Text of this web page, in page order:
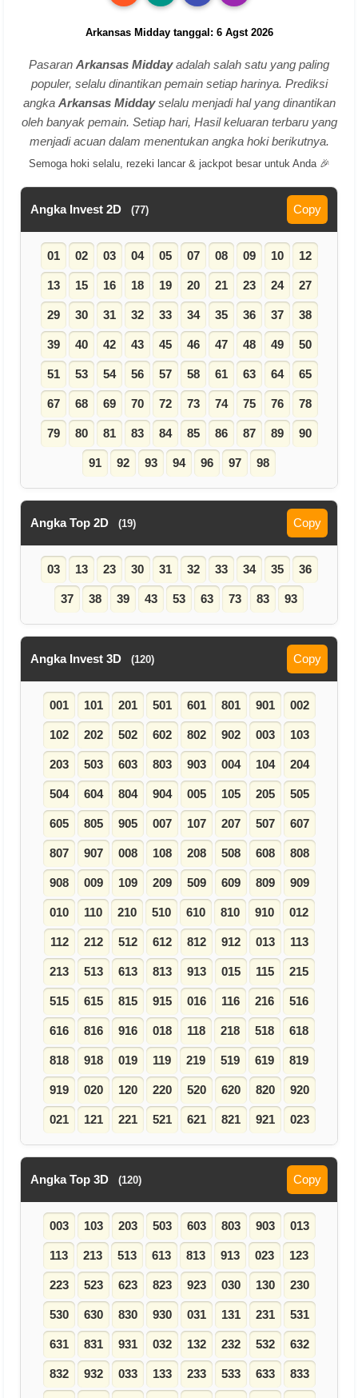
Arkansas Midday tanggal: 6 Agst 2026
Pasaran Arkansas Middayadalah salah satu yang paling
populer, selalu dinantikan pemain setiap harinya. Prediksi
angka Arkansas Middayselalu menjadi hal yang dinantikan
oleh banyak pemain. Setiap hari, Hasil keluaran terbaru yang
menjadi acuan dalam menentukan angka hoki berikutnya.
Semoga hoki selalu, rezeki lancar & jackpot besar untuk Anda 🎉
Angka Invest 2D (77) Copy
01 02 03 04 05 07 08 09 10 12
13 15 16 18 19 20 21 23 24 27
29 30 31 32 33 34 35 36 37 38
39 40 42 43 45 46 47 48 49 50
51 53 54 56 57 58 61 63 64 65
67 68 69 70 72 73 74 75 76 78
79 80 81 83 84 85 86 87 89 90
91 92 93 94 96 97 98
Angka Top 2D (19) Copy
03 13 23 30 31 32 33 34 35 36
37 38 39 43 53 63 73 83 93
Angka Invest 3D (120) Copy
001 101 201 501 601 801 901 002
102 202 502 602 802 902 003 103
203 503 603 803 903 004 104 204
504 604 804 904 005 105 205 505
605 805 905 007 107 207 507 607
807 907 008 108 208 508 608 808
908 009 109 209 509 609 809 909
010 110 210 510 610 810 910 012
112 212 512 612 812 912 013 113
213 513 613 813 913 015 115 215
515 615 815 915 016 116 216 516
616 816 916 018 118 218 518 618
818 918 019 119 219 519 619 819
919 020 120 220 520 620 820 920
021 121 221 521 621 821 921 023
Angka Top 3D (120) Copy
003 103 203 503 603 803 903 013
113 213 513 613 813 913 023 123
223 523 623 823 923 030 130 230
530 630 830 930 031 131 231 531
631 831 931 032 132 232 532 632
832 932 033 133 233 533 633 833